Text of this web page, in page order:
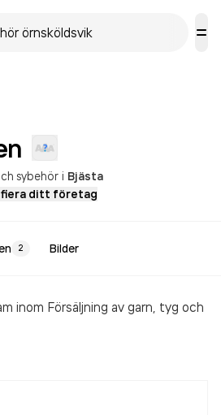
sybehör i Bjästa
ditt företag
2 Bilder
inom Försäljning av garn, tyg och